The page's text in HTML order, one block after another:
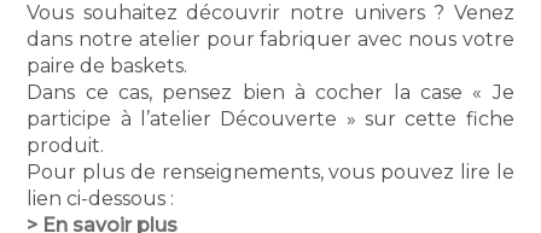
Vous souhaitez découvrir notre univers ? Venez
dans notre atelier pour fabriquer avec nous votre
paire de baskets.
Dans ce cas, pensez bien à cocher la case « Je
participe à l’atelier Découverte » sur cette fiche
produit.
Pour plus de renseignements, vous pouvez lire le
lien ci-dessous :
> En savoir plus